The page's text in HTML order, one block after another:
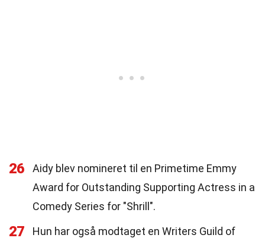
26
Aidy blev nomineret til en Primetime Emmy
Award for Outstanding Supporting Actress in a
Comedy Series for "Shrill".
27 Hun har også modtaget en Writers Guild of